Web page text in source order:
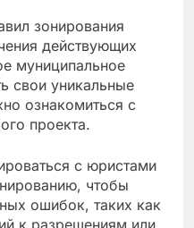
зонирования
действующих
муниципальное
свои уникальные
ознакомиться с
проекта.
с юристами
чтобы
ошибок, таких как
к разрешениям или